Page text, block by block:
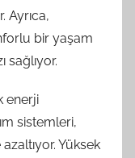
Ayrıca,
bir yaşam
sağlıyor.
enerji
sistemleri,
Yüksek